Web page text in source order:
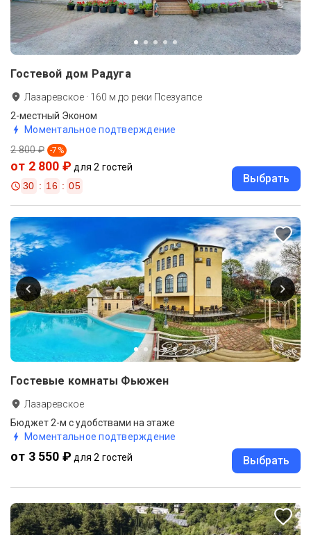
Гостевой дом Радуга
Лазаревское · 160 м до реки Псезуапсе
2-местный Эконом
Моментальное подтверждение
2 800 ₽ -7 %
от 2 800 ₽ для 2 гостей
30 : 16 : 02
Выбрать
Гостевые комнаты Фьюжен
Лазаревское
Бюджет 2-м с удобствами на этаже
Моментальное подтверждение
от 3 550 ₽ для 2 гостей Выбрать